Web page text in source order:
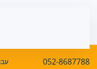
052-8687788